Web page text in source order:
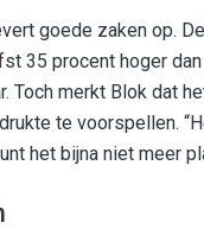
goede zaken op.
35 procent hoger
Toch merkt Blok dat
te voorspellen.
het bijna niet meer